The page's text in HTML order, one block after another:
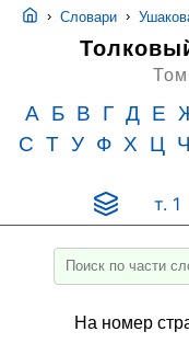
› Словари ›
Том
А Б В Г Д Е
С Т У Ф Х Ц Ч
т. 1
На номер